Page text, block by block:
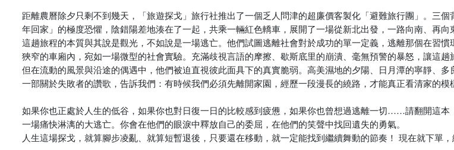
距離農曆除夕只剩不到幾天，「旅遊探戈」旅行社推出了一個乏人問津的超廉價客製化「避難旅行團」。三
年回家」的極度恐懼，陰錯陽差地湊在了一起，共乘一輛紅色轎車，展開了一場從新北出發，一路向南、再向
這趟旅程的本質與其說是觀光，不如說是一場逃亡。他們試圖逃離社會對於成功的單一定義，逃離那個在習
狹窄的車廂內，宛如一場微型的社會實驗。充滿歧視言語的摩擦、歇斯底里的崩潰、毫無預警的暴怒，讓這趟
但在流動的風景與沿途的偶遇中，他們被迫直視彼此面具下的真實脆弱。高美濕地的夕陽、日月潭的寧靜、
一部關於失敗者的讚歌，告訴我們：有時候我們必須先離開家園，經歷一段漫長的繞路，才能真正看清家的模
如果你也正處於人生的低谷，如果你也對日復一日的比較感到疲憊，如果你也曾想過逃離一切……請翻開這本
一場痛快淋漓的大逃亡。你會在他們的眼淚中釋放自己的委屈，在他們的笑聲中找回遺失的勇氣。
人生這場探戈，就算腳步凌亂、就算短暫退後，只要還在移動，就一定能找到繼續舞動的節奏！ 現在就下單